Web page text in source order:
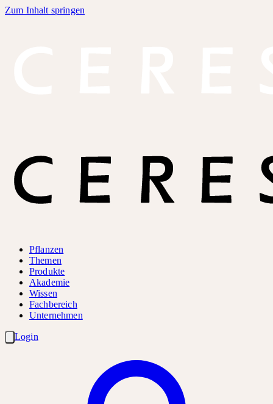
Zum Inhalt springen
Pflanzen
Themen
Produkte
Akademie
Wissen
Fachbereich
Unternehmen
Login